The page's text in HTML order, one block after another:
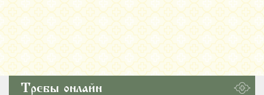
Требы онлайн